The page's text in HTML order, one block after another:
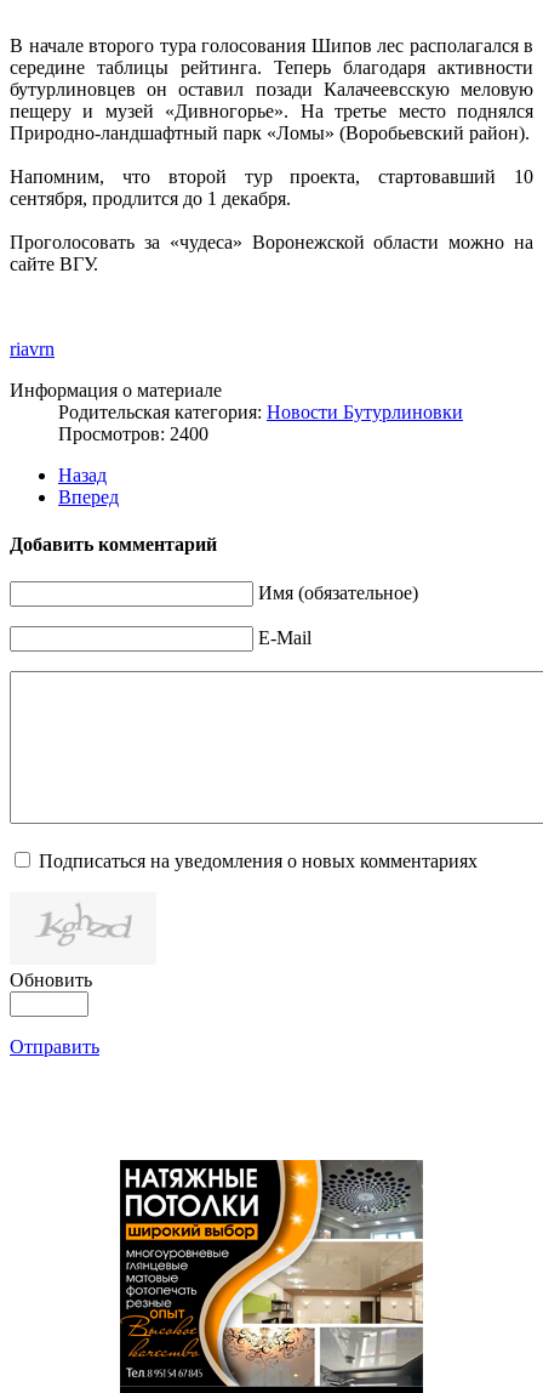
В начале второго тура голосования Шипов лес располагался в
середине таблицы рейтинга. Теперь благодаря активности
бутурлиновцев он оставил позади Калачеевсскую меловую
пещеру и музей «Дивногорье». На третье место поднялся
Природно-ландшафтный парк «Ломы» (Воробьевский район).
Напомним, что второй тур проекта, стартовавший 10
сентября, продлится до 1 декабря.
Проголосовать за «чудеса» Воронежской области можно на
сайте ВГУ.
riavrn
Информация о материале
Родительская категория: Новости Бутурлиновки
Просмотров: 2400
Назад
Вперед
Добавить комментарий
Имя (обязательное)
E-Mail
Подписаться на уведомления о новых комментариях
Обновить
Отправить